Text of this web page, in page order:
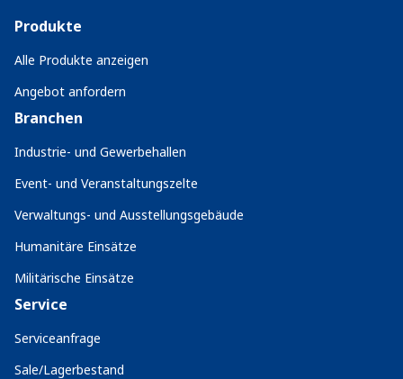
Produkte
Alle Produkte anzeigen
Angebot anfordern
Branchen
Industrie- und Gewerbehallen
Event- und Veranstaltungszelte
Verwaltungs- und Ausstellungsgebäude
Humanitäre Einsätze
Militärische Einsätze
Service
Serviceanfrage
Sale/Lagerbestand